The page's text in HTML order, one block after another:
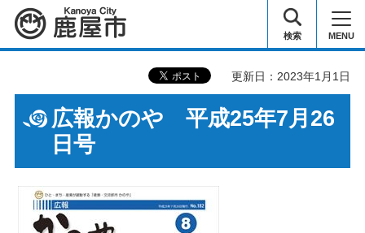
鹿屋市 検索 MENU
更新日：2023年1月1日
広報かのや 平成25年7月26
日号